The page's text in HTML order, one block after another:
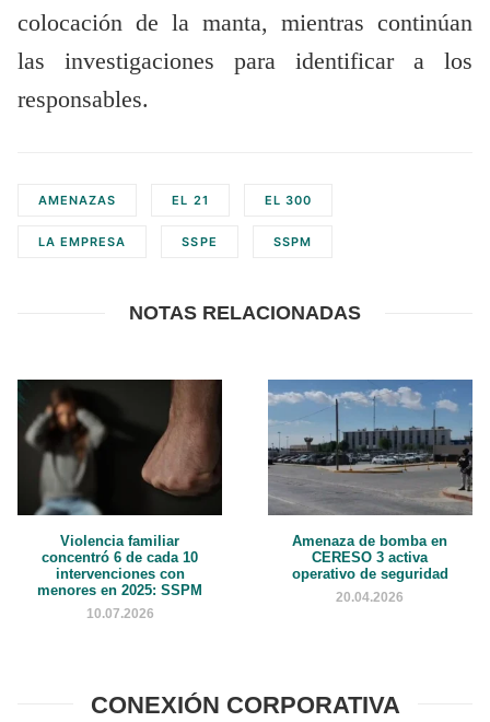
colocación de la manta, mientras continúan
las investigaciones para identificar a los
responsables.
AMENAZAS EL 21 EL 300
LA EMPRESA SSPE SSPM
NOTAS RELACIONADAS
Violencia familiar
concentró 6 de cada 10
intervenciones con
menores en 2025: SSPM
10.07.2026
Amenaza de bomba en
CERESO 3 activa
operativo de seguridad
20.04.2026
CONEXIÓN CORPORATIVA